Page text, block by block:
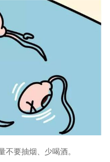
不要抽烟、少喝酒。